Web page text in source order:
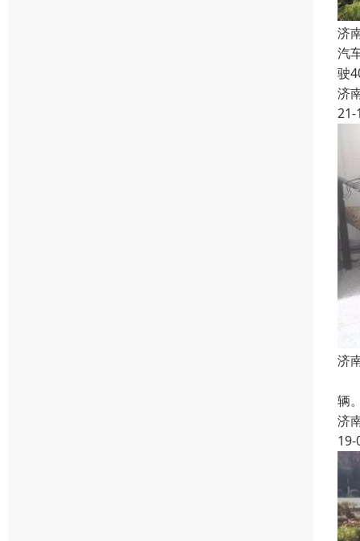
济
汽
驶
济
21-
济
辆
济
19-